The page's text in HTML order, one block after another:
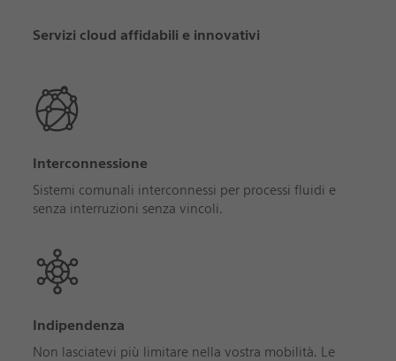
Servizi cloud affidabili e innovativi
Interconnessione
Sistemi comunali interconnessi per processi fluidi e
senza interruzioni senza vincoli.
Indipendenza
Non lasciatevi più limitare nella vostra mobilità. Le